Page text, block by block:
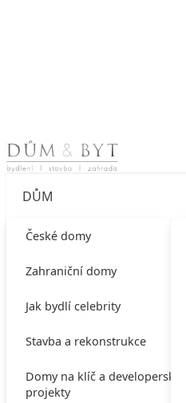
Skip to content
DŮM
České domy
Zahraniční domy
Jak bydlí celebrity
Stavba a rekonstrukce
Domy na klíč a developerské
projekty